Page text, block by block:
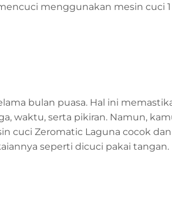
menggunakan mesin cuci
bulan puasa. Hal ini
waktu, serta pikiran. Namun,
cuci Zeromatic Laguna cocok
seperti dicuci pakai tangan.